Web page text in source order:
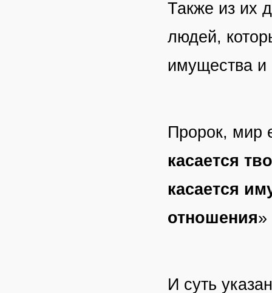
Также из их
людей,
имущества
Пророк, мир
касается
касается
отношения»
И суть